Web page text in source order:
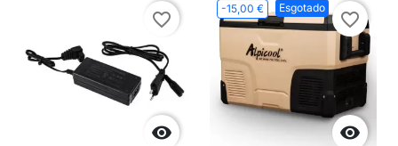

favorite_border
-15,00 € Esgotado

favorite_border